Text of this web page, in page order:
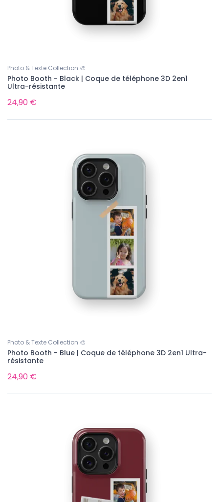
Photo & Texte Collection 🎨
Photo Booth - Black | Coque de téléphone 3D 2en1
Ultra-résistante
24,90 €
Photo & Texte Collection 🎨
Photo Booth - Blue | Coque de téléphone 3D 2en1 Ultra-
résistante
24,90 €